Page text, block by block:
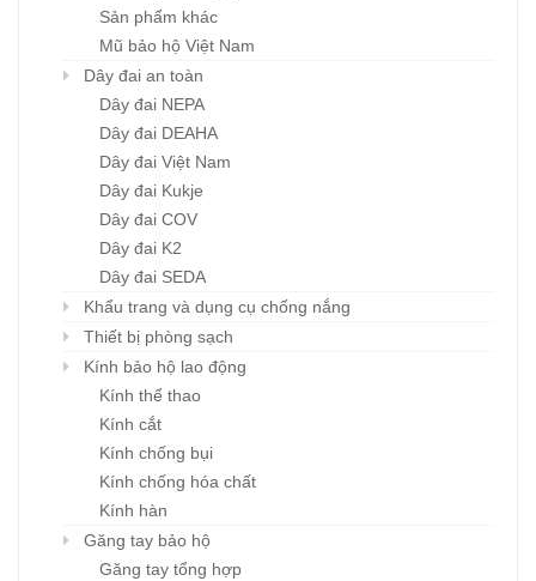
Sản phẩm khác
Mũ bảo hộ Việt Nam
Dây đai an toàn
Dây đai NEPA
Dây đai DEAHA
Dây đai Việt Nam
Dây đai Kukje
Dây đai COV
Dây đai K2
Dây đai SEDA
Khẩu trang và dụng cụ chống nắng
Thiết bị phòng sạch
Kính bảo hộ lao động
Kính thể thao
Kính cắt
Kính chống bụi
Kính chống hóa chất
Kính hàn
Găng tay bảo hộ
Găng tay tổng hợp